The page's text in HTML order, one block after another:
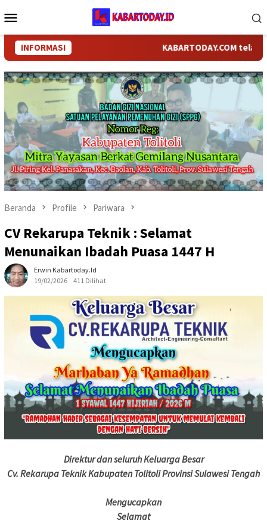
ke
Mobile
INFORMASI KABARTODAY.COM telah
Beranda Profile Pariwara
CV Rekarupa Teknik : Selamat
Menunaikan Ibadah Puasa 1447 H
Erwin Kabartoday.id
19/02/2026
411 Dilihat
Direktur dan seluruh Keluarga Besar
Cv. Rekarupa Teknik Kabupaten Tolitoli Provinsi Sulawesi Tengah
Mengucapkan
Selamat